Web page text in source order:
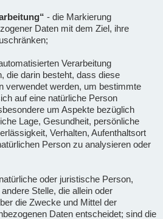
- die Markierung
Daten mit dem Ziel, ihre
Verarbeitung
die darin besteht, dass diese
verwendet werden, um bestimmte
auf eine natürliche Person
um Aspekte bezüglich
Lage, Gesundheit, persönliche
Verhalten, Aufenthaltsort
Person zu analysieren oder
oder juristische Person,
Stelle, die allein oder
die Zwecke und Mittel der
Daten entscheidet; sind die